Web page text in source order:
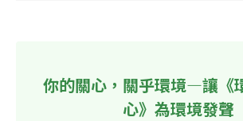
你的關心，關乎環境—讓《
心》為環境發聲